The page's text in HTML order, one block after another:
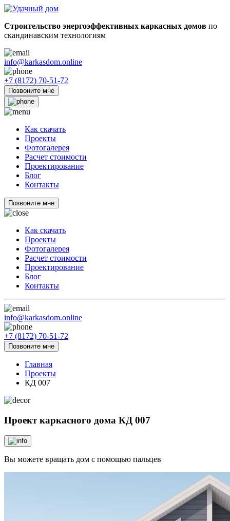
Строительство энергоэффективных каркасных домов по
скандинавским технологиям
info@karkasdom.online
+7 (8172) 70-51-72
Позвоните мне
Как скачать
Проекты
Фотогалерея
Расчет стоимости
Проектирование
Блог
Контакты
Позвоните мне
Как скачать
Проекты
Фотогалерея
Расчет стоимости
Проектирование
Блог
Контакты
info@karkasdom.online
+7 (8172) 70-51-72
Позвоните мне
Главная
Проекты
КД 007
Проект каркасного дома КД 007
Вы можете вращать дом с помощью пальцев